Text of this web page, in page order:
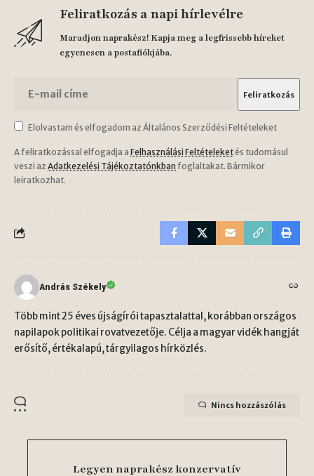
Feliratkozás a napi hírlevélre
Maradjon naprakész! Kapja meg a legfrissebb híreket
egyenesen a postafiókjába.
Elolvastam és elfogadom az Általános Szerződési Feltételeket
A feliratkozással elfogadja a Felhasználási Feltételeketés tudomásul
veszi az Adatkezelési Tájékoztatónkban foglaltakat. Bármikor
leiratkozhat.
András Székely
Több mint 25 éves újságírói tapasztalattal, korábban országos
napilapok politikai rovatvezetője. Célja a magyar vidék hangját
erősítő, értékalapú, tárgyilagos hírközlés.
Nincs hozzászólás
Legyen naprakész konzervatív